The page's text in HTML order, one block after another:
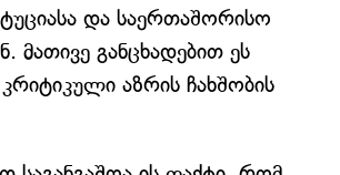
და საერთაშორისო
მათივე განცხადებით ეს
აზრის ჩახშობის